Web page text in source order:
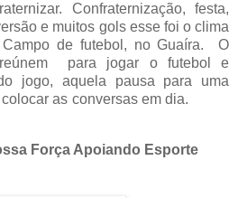
Confraternização, festa,
e muitos gols esse foi o clima
Campo de futebol, no Guaíra. O
para jogar o futebol e
jogo, aquela pausa para uma
colocar as conversas em dia.
Força Apoiando Esporte